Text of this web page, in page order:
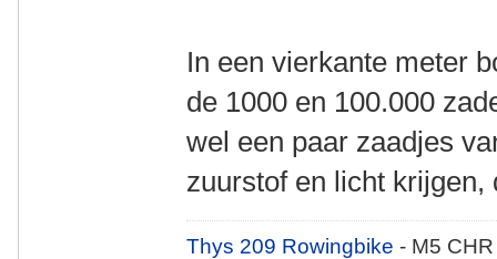
In een vierkante meter
de 1000 en 100.000
wel een paar zaadjes
zuurstof en licht krijgen,
Thys 209 Rowingbike- M5